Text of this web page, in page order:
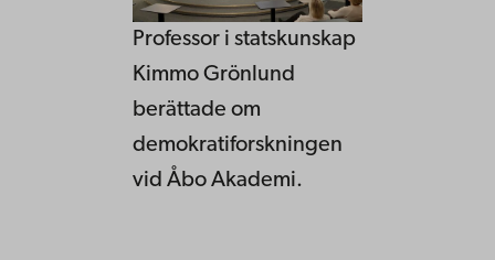
Professor i statskunskap
Kimmo Grönlund
berättade om
demokratiforskningen
vid Åbo Akademi.